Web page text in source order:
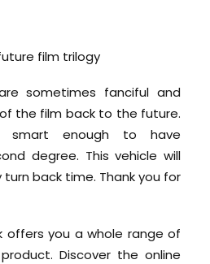
film trilogy
sometimes fanciful and
the film back to the future.
smart enough to have
degree. This vehicle will
back time. Thank you for
offers you a whole range of
Discover the online